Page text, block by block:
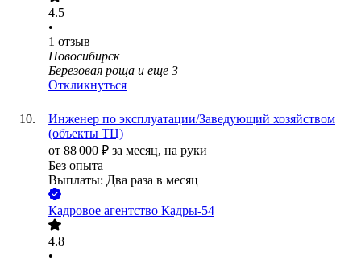
4.5
•
1 отзыв
Новосибирск
Березовая роща и еще 3
Откликнуться
Инженер по эксплуатации/Заведующий хозяйством
(объекты ТЦ)
от 88 000 ₽ за месяц, на руки
Без опыта
Выплаты: Два раза в месяц
Кадровое агентство Кадры-54
4.8
•